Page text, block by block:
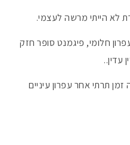
חלומי, פיגמנט סופר חזק
עדין..
תרתי אחר עפרון עיניים